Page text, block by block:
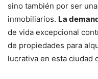
sino también por ser
inmobiliarios. La
de vida excepcional
de propiedades para
lucrativa en esta ciudad